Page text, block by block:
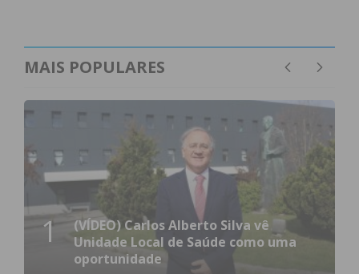
MAIS POPULARES
1
(VÍDEO) Carlos Alberto Silva vê
Unidade Local de Saúde como uma
oportunidade